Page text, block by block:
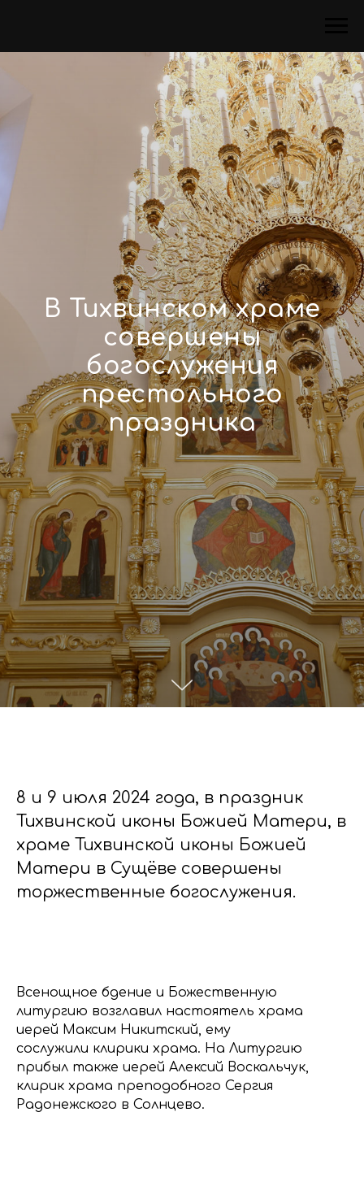
В Тихвинском храме
совершены
богослужения
престольного
праздника
8 и 9 июля 2024 года, в праздник
Тихвинской иконы Божией Матери, в
храме Тихвинской иконы Божией
Матери в Сущёве совершены
торжественные богослужения.
Всенощное бдение и Божественную
литургию возглавил настоятель храма
иерей Максим Никитский, ему
сослужили клирики храма. На Литургию
прибыл также иерей Алексий Воскальчук,
клирик храма преподобного Сергия
Радонежского в Солнцево.